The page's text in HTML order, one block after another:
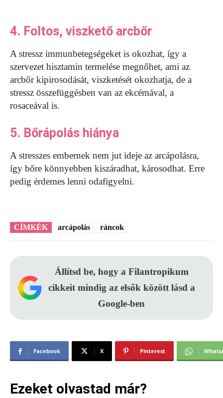
4. Foltos, viszkető arcbőr
A stressz immunbetegségeket is okozhat, így a
szervezet hisztamin termelése megnőhet, ami az
arcbőr kipirosodását, viszketését okozhatja, de a
stressz összefüggésben van az ekcémával, a
rosaceával is.
5. Bőrápolás hiánya
A stresszes embernek nem jut ideje az arcápolásra,
így bőre könnyebben kiszáradhat, károsodhat. Erre
pedig érdemes lenni odafigyelni.
CÍMKÉK arcápolás ráncok
Állítsd be, hogy a Filantropikum
cikkeit mindig az elsők között lásd a
Google-ben
Facebook X Pinterest
Ezeket olvastad már?